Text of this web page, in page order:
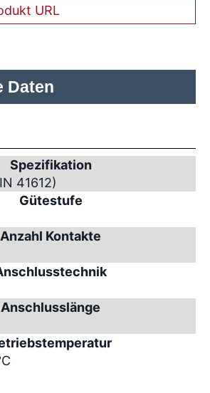
URL
Daten
Spezifikation
41612)
Gütestufe
Anzahl Kontakte
Anschlusslänge